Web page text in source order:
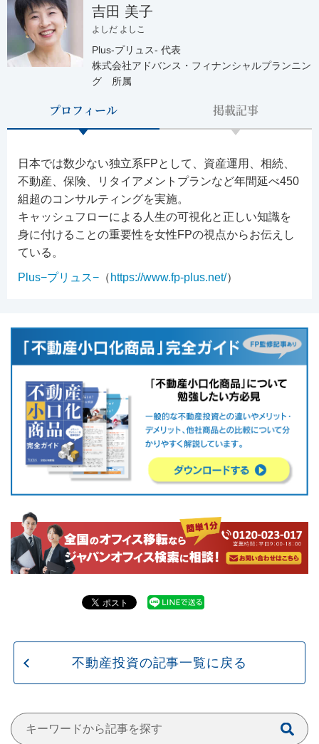
吉田 美子
よしだ よしこ
Plus-プリュス- 代表
株式会社アドバンス・フィナンシャルプランニン
グ 所属
プロフィール 掲載記事
日本では数少ない独立系FPとして、資産運用、相続、
不動産、保険、リタイアメントプランなど年間延べ450
組超のコンサルティングを実施。
キャッシュフローによる人生の可視化と正しい知識を
身に付けることの重要性を女性FPの視点からお伝えし
ている。
Plus−プリュス− （ https://www.fp-plus.net/）
不動産投資の記事一覧に戻る